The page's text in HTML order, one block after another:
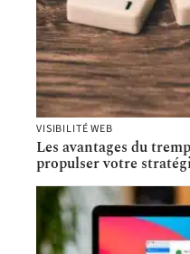
VISIBILITÉ WEB
Les avantages du
propulser votre